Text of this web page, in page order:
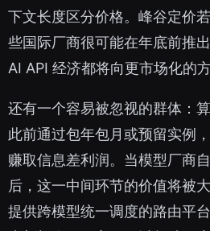
下文长度区分价格。峰谷定价
些国际厂商很可能在年底前推
AI API 经济都将向更市场化的方
还有一个容易被忽视的群体：
此前通过包年包月或预留实例
赚取信息差利润。当模型厂商
后，这一中间环节的价值将被
提供跨模型统一调度的路由平